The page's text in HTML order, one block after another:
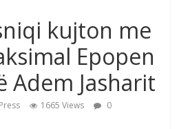
kujton me
Epopen
Adem Jasharit
1665 Views
0